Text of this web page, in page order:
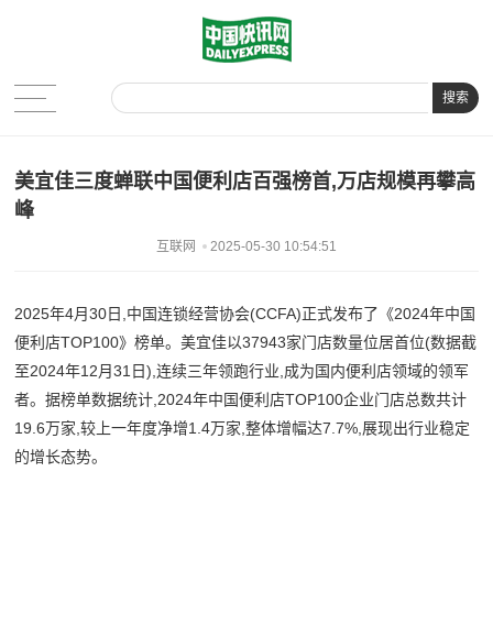
搜索
美宜佳三度蝉联中国便利店百强榜首,万店规模再攀高
峰
互联网 2025-05-30 10:54:51
2025年4月30日,中国连锁经营协会(CCFA)正式发布了《2024年中国
便利店TOP100》榜单。美宜佳以37943家门店数量位居首位(数据截
至2024年12月31日),连续三年领跑行业,成为国内便利店领域的领军
者。据榜单数据统计,2024年中国便利店TOP100企业门店总数共计
19.6万家,较上一年度净增1.4万家,整体增幅达7.7%,展现出行业稳定
的增长态势。